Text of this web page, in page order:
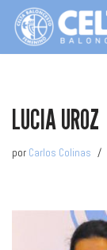
Saltar
LUCIA UROZ
por Carlos Colinas